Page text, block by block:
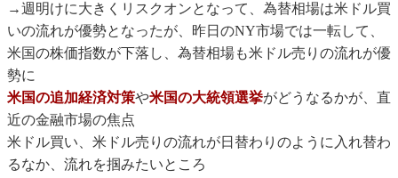
→週明けに大きくリスクオンとなって、為替相場は米ドル買
いの流れが優勢となったが、昨日のNY市場では一転して、
米国の株価指数が下落し、為替相場も米ドル売りの流れが優
勢に
米国の追加経済対策や米国の大統領選挙がどうなるかが、直
近の金融市場の焦点
米ドル買い、米ドル売りの流れが日替わりのように入れ替わ
るなか、流れを掴みたいところ